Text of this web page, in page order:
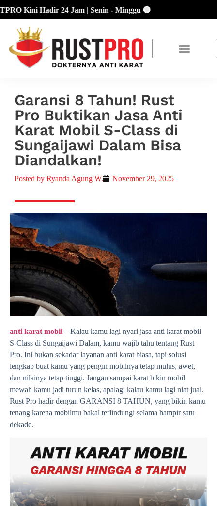
Kini Hadir 24 Jam | Senin - Minggu 🔴
Garansi 8 Tahun! Rust
Pro Buktikan Jasa Anti
Karat Mobil S-Class di
Sungaijawi Dalam Bisa
Diandalkan!
Posted by Ryanda Agung W. November 29, 2025
anti karat mobil – Kalau kamu lagi nyari jasa anti karat mobil
S-Class di Sungaijawi Dalam, kamu wajib tahu tentang Rust
Pro. Ini bukan sekadar layanan anti karat biasa, tapi solusi
lengkap buat kamu yang pengin mobilnya tetap mulus, awet,
dan nilainya tetap tinggi. Jangan sampai karat bikin mobil
mewah kamu jadi turun kelas, apalagi kalau kamu lagi niat jual.
Rust Pro hadir dengan GARANSI 8 TAHUN, yang bikin kamu
tenang karena mobilmu bakal terlindungi selama hampir satu
dekade.